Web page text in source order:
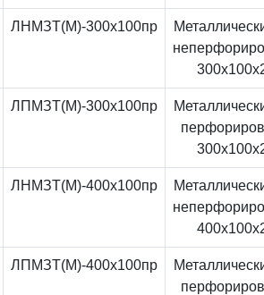
ЛНМЗТ(М)-300x100пр
ЛПМЗТ(М)-300x100пр
ЛНМЗТ(М)-400x100пр
ЛПМЗТ(М)-400x100пр